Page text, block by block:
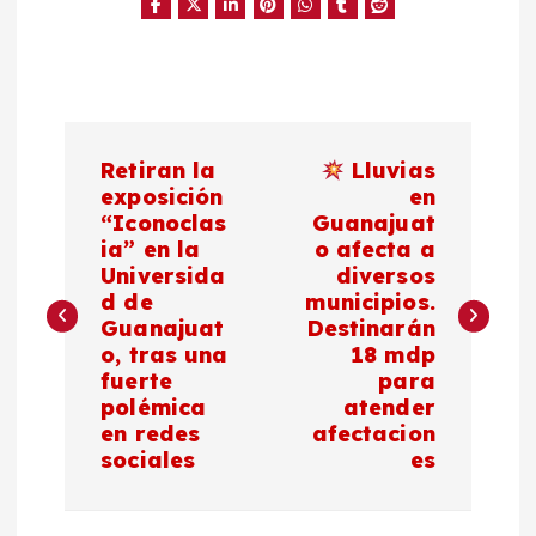
e
Retiran la
exposición
“Iconoclas
ia” en la
Universida
d de
Guanajuat
o, tras una
fuerte
polémica
en redes
sociales
Lluvias
en
Guanajuat
o afecta a
diversos
municipios.
Destinarán
18 mdp
para
atender
afectacion
es